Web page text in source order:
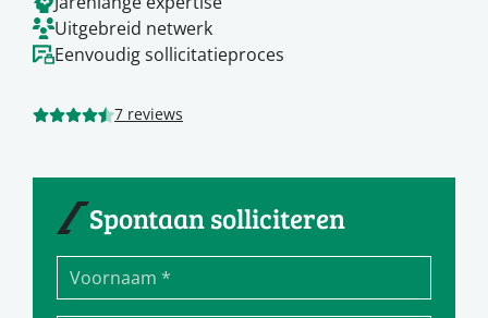
Spontaan solliciteren
Uitgebreid netwerk
Eenvoudig sollicitatieproces
7 reviews